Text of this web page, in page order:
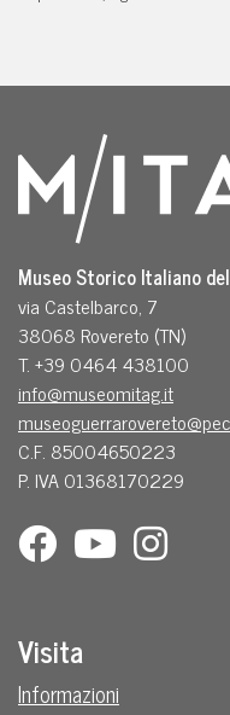
Museo Storico Italiano
via Castelbarco, 7
38068 Rovereto (TN)
T. +39 0464 438100
info@museomitag.it
C.F. 85004650223
P. IVA 01368170229
Visita
Informazioni